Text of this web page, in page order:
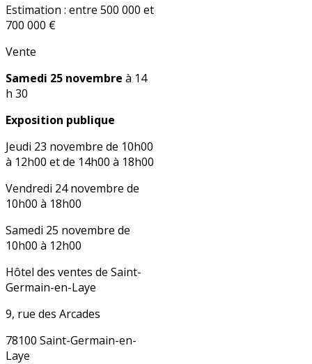
Estimation : entre 500 000 et
700 000 €
Vente
Samedi 25 novembre à 14
h 30
Exposition publique
Jeudi 23 novembre de 10h00
à 12h00 et de 14h00 à 18h00
Vendredi 24 novembre de
10h00 à 18h00
Samedi 25 novembre de
10h00 à 12h00
Hôtel des ventes de Saint-
Germain-en-Laye
9, rue des Arcades
78100 Saint-Germain-en-
Laye